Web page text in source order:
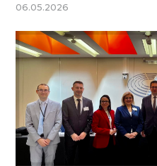
06.05.2026